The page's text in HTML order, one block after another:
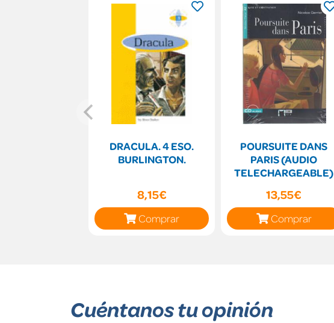
DRACULA. 4 ESO.
BURLINGTON.
8,15€
Comprar
POURSUITE DANS
PARIS (AUDIO
TELECHARGEABLE)
13,55€
Comprar
Cuéntanos tu opinión